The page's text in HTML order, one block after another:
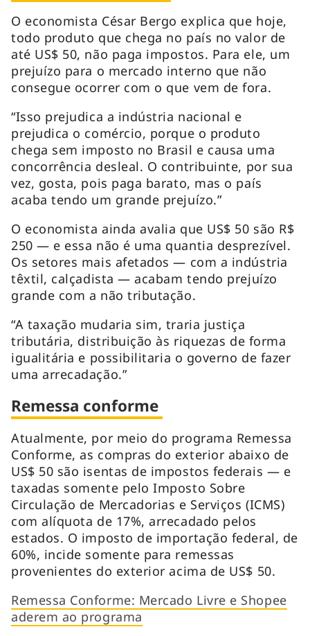
O economista César Bergo explica que hoje,
todo produto que chega no país no valor de
até US$ 50, não paga impostos. Para ele, um
prejuízo para o mercado interno que não
consegue ocorrer com o que vem de fora.
“Isso prejudica a indústria nacional e
prejudica o comércio, porque o produto
chega sem imposto no Brasil e causa uma
concorrência desleal. O contribuinte, por sua
vez, gosta, pois paga barato, mas o país
acaba tendo um grande prejuízo.”
O economista ainda avalia que US$ 50 são R$
250 — e essa não é uma quantia desprezível.
Os setores mais afetados — com a indústria
têxtil, calçadista — acabam tendo prejuízo
grande com a não tributação.
“A taxação mudaria sim, traria justiça
tributária, distribuição às riquezas de forma
igualitária e possibilitaria o governo de fazer
uma arrecadação.”
Remessa conforme
Atualmente, por meio do programa Remessa
Conforme, as compras do exterior abaixo de
US$ 50 são isentas de impostos federais — e
taxadas somente pelo Imposto Sobre
Circulação de Mercadorias e Serviços (ICMS)
com alíquota de 17%, arrecadado pelos
estados. O imposto de importação federal, de
60%, incide somente para remessas
provenientes do exterior acima de US$ 50.
Remessa Conforme: Mercado Livre e Shopee
aderem ao programa